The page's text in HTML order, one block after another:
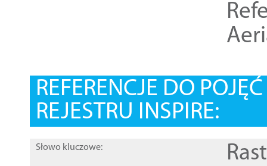
REFERENCJE DO
REJESTRU INSPIRE:
Słowo kluczowe: